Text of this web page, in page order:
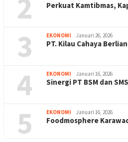
2 Perkuat Kamtibmas,
3 EKONOMI Januari 26, 2026
PT. Kilau Cahaya
4 EKONOMI Januari 16, 2026
Sinergi PT BSM dan
5 EKONOMI Januari 16, 2026
Foodmosphere